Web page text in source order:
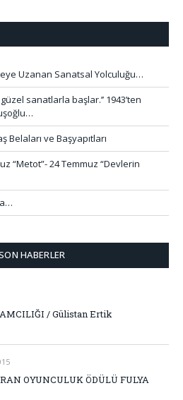
Uzanan Sanatsal Yolculuğu…
sanatlarla başlar.’’ 1943’ten
Belaları ve Başyapıtları
“Metot”- 24 Temmuz “Devlerin
HABERLER
/ Gülistan Ertik
OYUNCULUK ÖDÜLÜ FULYA